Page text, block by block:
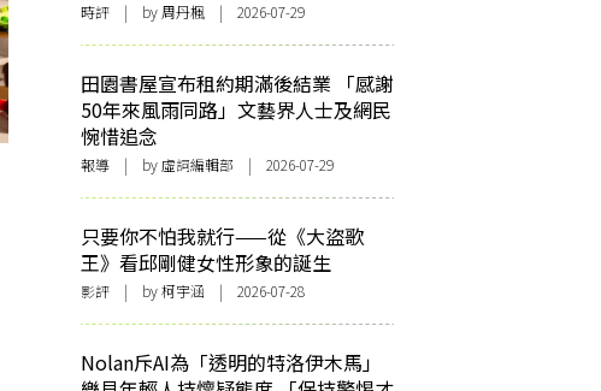
時評 | by 周丹楓 | 2026-07-29
田園書屋宣布租約期滿後結業 「感謝
50年來風雨同路」文藝界人士及網民
惋惜追念
報導 | by 虛詞編輯部 | 2026-07-29
只要你不怕我就行——從《大盜歌
王》看邱剛健女性形象的誕生
影評 | by 柯宇涵 | 2026-07-28
Nolan斥AI為「透明的特洛伊木馬」